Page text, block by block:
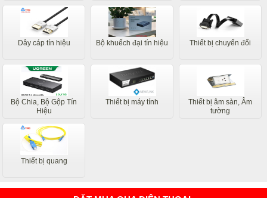
Dây cáp tín hiệu Bộ khuếch đại tín hiệu Thiết bị chuyển đổi
Bộ Chia, Bộ Gộp Tín
Hiệu
Thiết bị máy tính
Thiết bị âm sàn, Âm
tường
Thiết bị quang